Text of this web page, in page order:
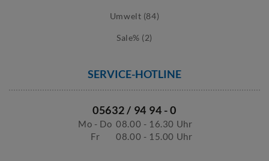
Umwelt (84)
Sale% (2)
SERVICE-HOTLINE
05632 / 94 94 - 0
Mo - Do 08.00 - 16.30 Uhr
Fr
08.00 - 15.00 Uhr